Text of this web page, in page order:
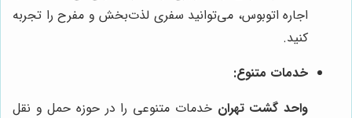
اجاره اتوبوس، می‌توانید سفری لذت‌بخش و مفرح را تجربه
کنید.
خدمات متنوع:
واحد گشت تهران خدمات متنوعی را در حوزه حمل و نقل